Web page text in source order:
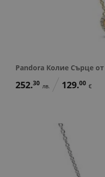
Pandora Колие Сърце от
252.30 лв. 129.00 €